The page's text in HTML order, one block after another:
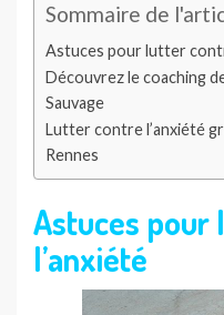
Sommaire de
Astuces pour lutter
Découvrez le coaching
Sauvage
Lutter contre l’anxiété
Rennes
Astuces
l’anxiété